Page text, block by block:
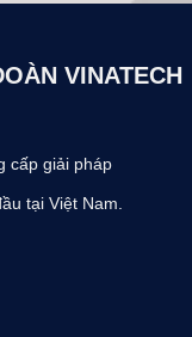
VINATECH
cấp giải pháp
tại Việt Nam.